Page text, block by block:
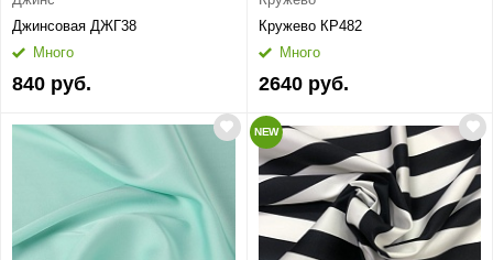
Джинсовая ДЖГ38
Много
840 руб.
Кружево КР482
Много
2640 руб.
NEW